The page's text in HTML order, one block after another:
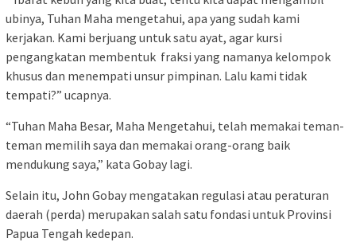
ubinya, Tuhan Maha mengetahui, apa yang sudah kami
kerjakan. Kami berjuang untuk satu ayat, agar kursi
pengangkatan membentuk fraksi yang namanya kelompok
khusus dan menempati unsur pimpinan. Lalu kami tidak
tempati?” ucapnya.
“Tuhan Maha Besar, Maha Mengetahui, telah memakai teman-
teman memilih saya dan memakai orang-orang baik
mendukung saya,” kata Gobay lagi.
Selain itu, John Gobay mengatakan regulasi atau peraturan
daerah (perda) merupakan salah satu fondasi untuk Provinsi
Papua Tengah kedepan.